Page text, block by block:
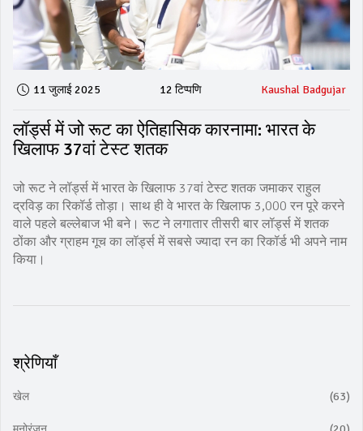
11 जुलाई 2025 12 टिप्पणि Kaushal Badgujar
लॉर्ड्स में जो रूट का ऐतिहासिक कारनामा: भारत के
खिलाफ 37वां टेस्ट शतक
जो रूट ने लॉर्ड्स में भारत के खिलाफ 37वां टेस्ट शतक जमाकर राहुल
द्रविड़ का रिकॉर्ड तोड़ा। साथ ही वे भारत के खिलाफ 3,000 रन पूरे करने
वाले पहले बल्लेबाज भी बने। रूट ने लगातार तीसरी बार लॉर्ड्स में शतक
ठोंका और ग्राहम गूच का लॉर्ड्स में सबसे ज्यादा रन का रिकॉर्ड भी अपने नाम
किया।
श्रेणियाँ
खेल (63)